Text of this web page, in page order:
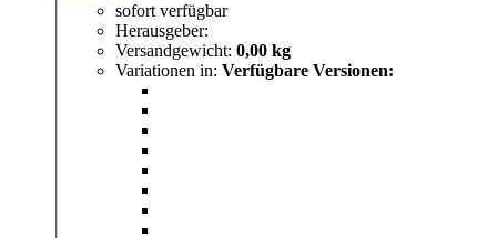
sofort verfügbar
Herausgeber:
Versandgewicht: 0,00 kg
Variationen in: Verfügbare Versionen: